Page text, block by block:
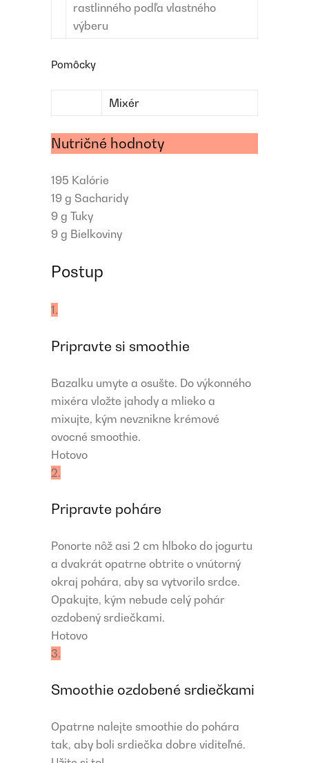
rastlinného podľa vlastného
výberu
Pomôcky
Mixér
Nutričné hodnoty
195 Kalórie
19 g Sacharidy
9 g Tuky
9 g Bielkoviny
Postup
1.
Pripravte si smoothie
Bazalku umyte a osušte. Do výkonného
mixéra vložte jahody a mlieko a
mixujte, kým nevznikne krémové
ovocné smoothie.
Hotovo
2.
Pripravte poháre
Ponorte nôž asi 2 cm hlboko do jogurtu
a dvakrát opatrne obtrite o vnútorný
okraj pohára, aby sa vytvorilo srdce.
Opakujte, kým nebude celý pohár
ozdobený srdiečkami.
Hotovo
3.
Smoothie ozdobené srdiečkami
Opatrne nalejte smoothie do pohára
tak, aby boli srdiečka dobre viditeľné.